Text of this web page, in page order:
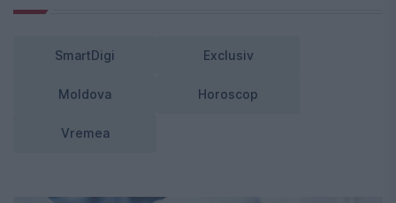
SmartDigi Exclusiv
Moldova Horoscop
Vremea